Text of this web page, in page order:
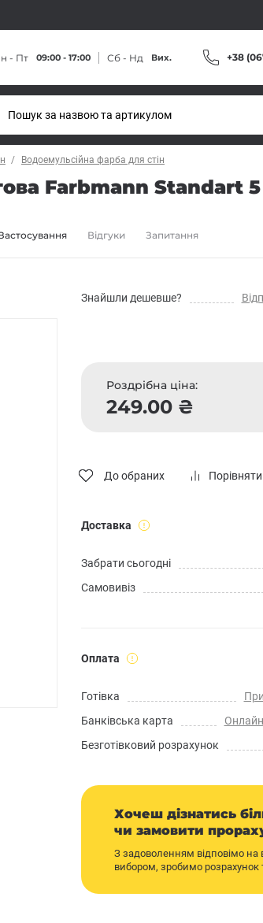
- Пт 09:00 - 17:00 Сб - Нд Вих. +38
Водоемульсійна фарба для стін
Farbmann Standart
Відгуки Запитання
Знайшли дешевше?
Роздрібна ціна:
249.00 ₴
До обраних Порівняти
Доставка
Забрати сьогодні
Самовивіз
Оплата
Готівка
Банківська карта
Безготівковий розрахунок
Хочеш дізнатись
чи замовити
З задоволенням відповімо
вибором, зробимо